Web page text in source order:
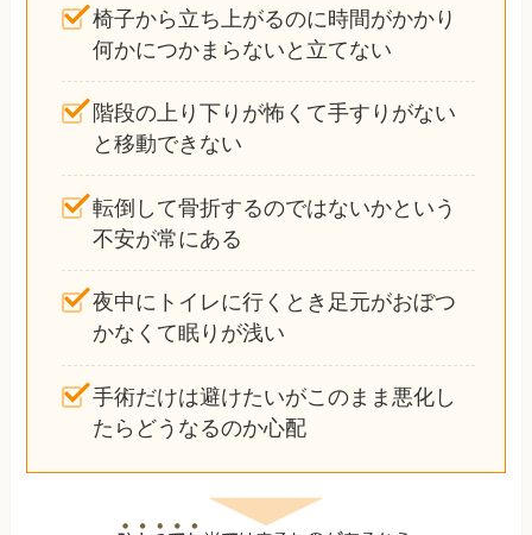
椅子から立ち上がるのに時間がかかり
何かにつかまらないと立てない
階段の上り下りが怖くて手すりがない
と移動できない
転倒して骨折するのではないかという
不安が常にある
夜中にトイレに行くとき足元がおぼつ
かなくて眠りが浅い
手術だけは避けたいがこのまま悪化し
たらどうなるのか心配